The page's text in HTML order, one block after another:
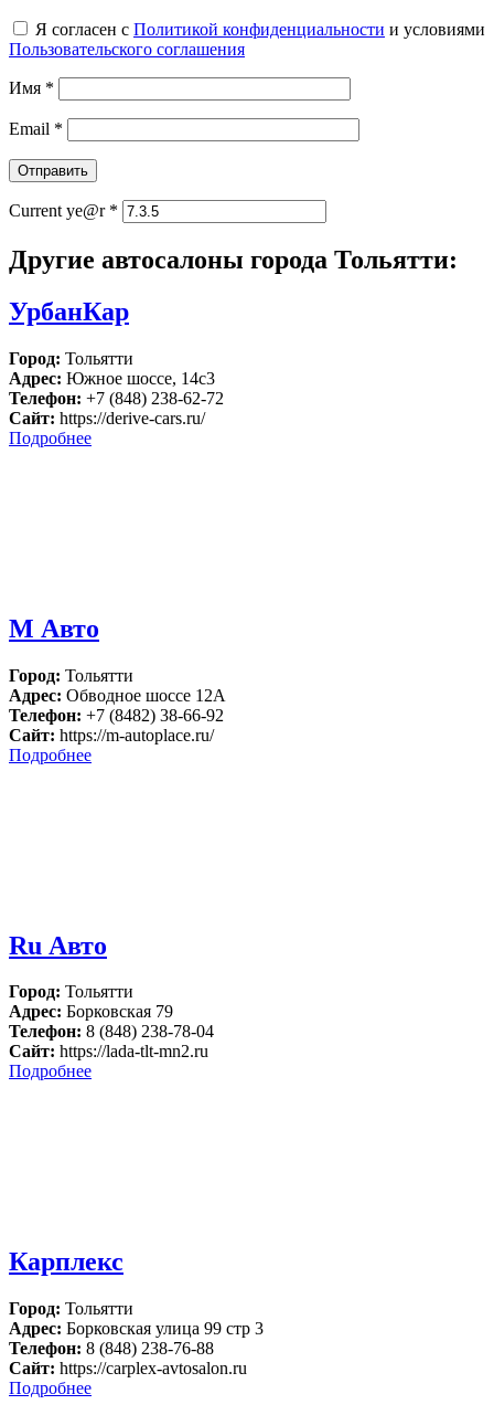
Я согласен с Политикой конфиденциальности и условиями
Пользовательского соглашения
Имя *
Email *
Current ye@r *
Другие автосалоны города Тольятти:
УрбанКар
Город: Тольятти
Адрес: Южное шоссе, 14с3
Телефон: +7 (848) 238-62-72
Сайт: https://derive-cars.ru/
Подробнее
М Авто
Город: Тольятти
Адрес: Обводное шоссе 12А
Телефон: +7 (8482) 38-66-92
Сайт: https://m-autoplace.ru/
Подробнее
Ru Авто
Город: Тольятти
Адрес: Борковская 79
Телефон: 8 (848) 238-78-04
Сайт: https://lada-tlt-mn2.ru
Подробнее
Карплекс
Город: Тольятти
Адрес: Борковская улица 99 стр 3
Телефон: 8 (848) 238-76-88
Сайт: https://carplex-avtosalon.ru
Подробнее